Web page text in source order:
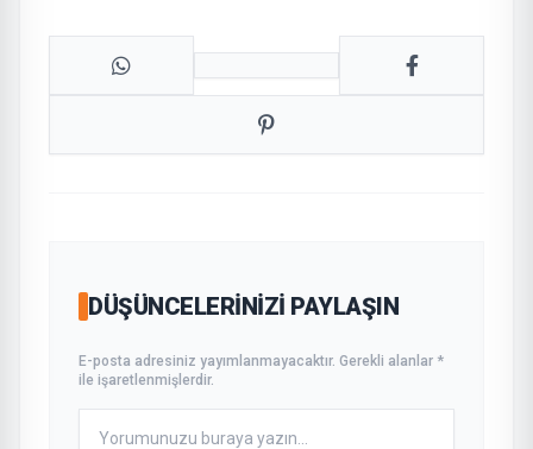
DÜŞÜNCELERINIZI PAYLAŞIN
E-posta adresiniz yayımlanmayacaktır. Gerekli alanlar *
ile işaretlenmişlerdir.